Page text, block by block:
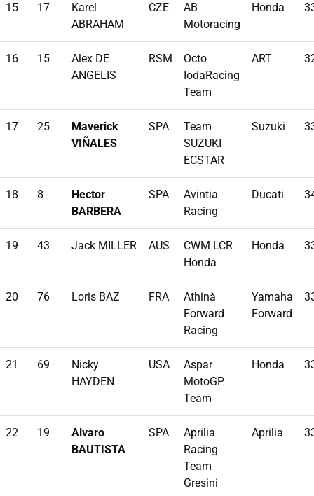
15 17
Karel
ABRAHAM
CZE
AB
Motoracing
Honda
16 15
Alex DE
ANGELIS
RSM
Octo
IodaRacing
Team
ART
17 25
Maverick
VIÑALES
SPA
Team
SUZUKI
ECSTAR
Suzuki
18 8
Hector
BARBERA
SPA
Avintia
Racing
Ducati
19 43 Jack MILLER AUS
CWM LCR
Honda
Honda
20 76 Loris BAZ FRA
Athinà
Forward
Racing
Yamaha
Forward
21 69
Nicky
HAYDEN
USA
Aspar
MotoGP
Team
Honda
22 19
Alvaro
BAUTISTA
SPA
Aprilia
Racing
Team
Gresini
Aprilia